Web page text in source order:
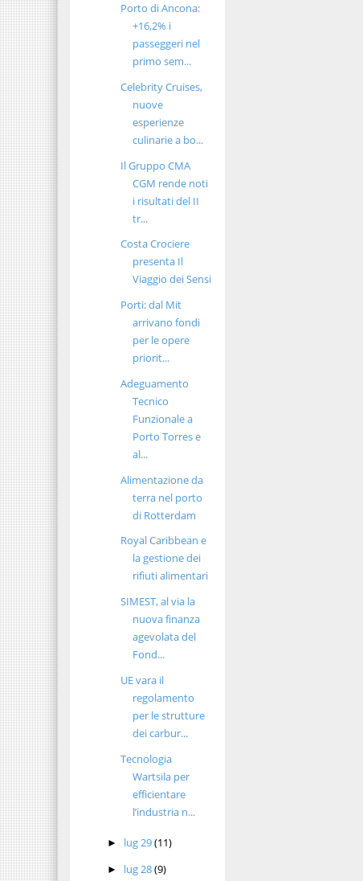
Porto di Ancona:
+16,2% i
passeggeri nel
primo sem...
Celebrity Cruises,
nuove
esperienze
culinarie a bo...
Il Gruppo CMA
CGM rende noti
i risultati del II
tr...
Costa Crociere
presenta Il
Viaggio dei Sensi
Porti: dal Mit
arrivano fondi
per le opere
priorit...
Adeguamento
Tecnico
Funzionale a
Porto Torres e
al...
Alimentazione da
terra nel porto
di Rotterdam
Royal Caribbean e
la gestione dei
rifiuti alimentari
SIMEST, al via la
nuova finanza
agevolata del
Fond...
UE vara il
regolamento
per le strutture
dei carbur...
Tecnologia
Wartsila per
efficientare
l’industria n...
► lug 29(11)
► lug 28(9)